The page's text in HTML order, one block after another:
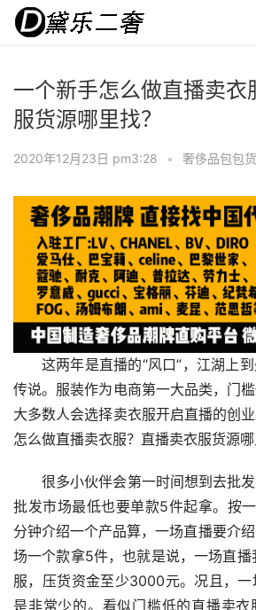
一个新手怎么做直播卖衣
服货源哪里找？
2020年12月23日 pm3:28 • 奢侈品包包
这两年是直播的“风口”，江湖上
传说。服装作为电商第一大品类，门槛
大多数人会选择卖衣服开启直播的创
怎么做直播卖衣服？直播卖衣服货源哪
很多小伙伴会第一时间想到去批
批发市场最低也要单款5件起拿。按
分钟介绍一个产品算，一场直播要介
场一个款拿5件，也就是说，一场直
服，压货资金至少3000元。况且，一
是非常少的。看似门槛低的直播卖